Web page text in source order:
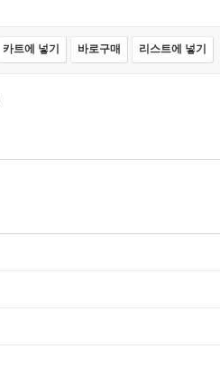
카트에 넣기 바로구매 리스트에 넣기